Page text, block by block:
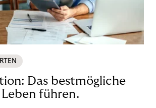
Das bestmögliche
führen.